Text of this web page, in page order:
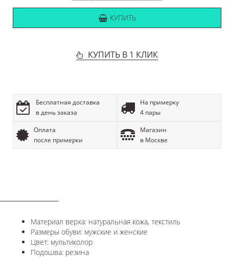
КУПИТЬ
КУПИТЬ В 1 КЛИК
Бесплатная доставка
в день заказа
На примерку
4 пары
Оплата
после примерки
Магазин
в Москве
Материал верха: натуральная кожа, текстиль
Размеры обуви: мужские и женские
Цвет: мультиколор
Подошва: резина